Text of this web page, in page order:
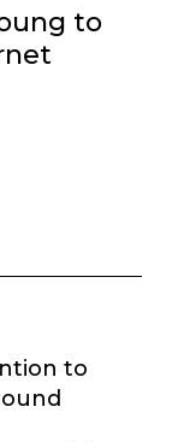
to
to